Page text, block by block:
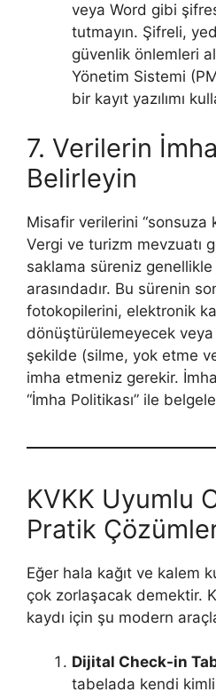
veya Word gibi
tutmayın. Şifreli,
güvenlik önlemleri
Yönetim Sistemi
bir kayıt yazılımı
7. Verilerin
Belirleyin
Misafir verilerini “sonsuza
Vergi ve turizm mevzuatı
saklama süreniz genellikle
arasındadır. Bu sürenin
fotokopilerini, elektronik
dönüştürülemeyecek
şekilde (silme, yok etme
imha etmeniz gerekir.
“İmha Politikası” ile
KVKK Uyumlu
Pratik
Eğer hala kağıt ve kalem
çok zorlaşacak demektir.
kaydı için şu modern
Dijital Check-in
tabelada kendi